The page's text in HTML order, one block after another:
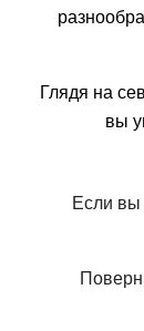
Глядя на
вы
Если вы